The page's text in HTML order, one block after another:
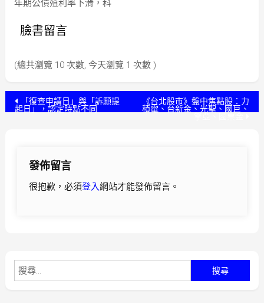
年期公債殖利率下滑，科
臉書留言
(總共瀏覽 10 次數, 今天瀏覽 1 次數 )
文 「復查申請日」與「訴願提
起日」，認定時點不同
《台北股市》盤中焦點股：力
積電、台新金、光聖、國巨、
發佈留言
很抱歉，必須登入網站才能發佈留言。
尋